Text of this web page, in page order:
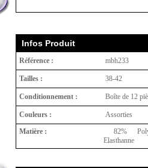
Infos Produit
Référence : mbh233
Tailles : 38-42
Conditionnement : Boîte de 12
Couleurs :
Assorties
Matière :
82%
Elasthanne